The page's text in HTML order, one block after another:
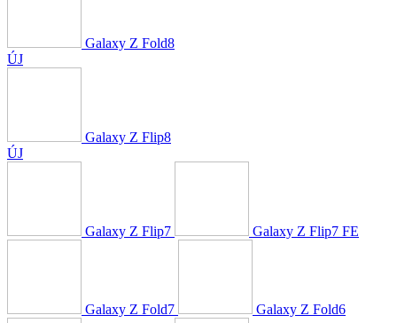
Galaxy Z Fold8
ÚJ
Galaxy Z Flip8
ÚJ
Galaxy Z Flip7 Galaxy Z Flip7 FE
Galaxy Z Fold7 Galaxy Z Fold6